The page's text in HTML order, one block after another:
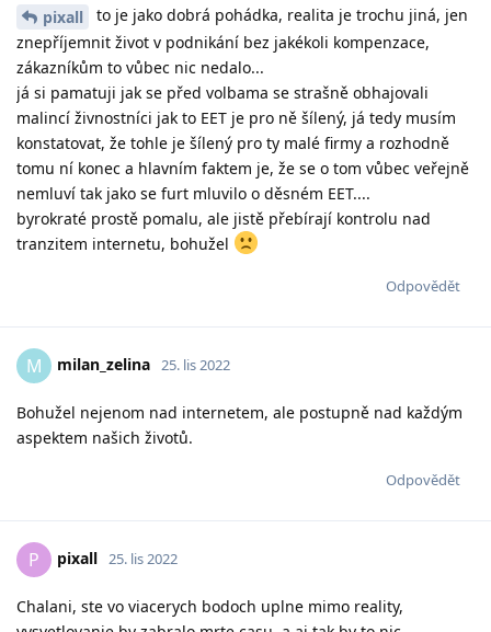
pixall
to je jako dobrá pohádka, realita je trochu jiná, jen
znepříjemnit život v podnikání bez jakékoli kompenzace,
zákazníkům to vůbec nic nedalo...
já si pamatuji jak se před volbama se strašně obhajovali
malincí živnostníci jak to EET je pro ně šílený, já tedy musím
konstatovat, že tohle je šílený pro ty malé firmy a rozhodně
tomu ní konec a hlavním faktem je, že se o tom vůbec veřejně
nemluví tak jako se furt mluvilo o děsném EET....
byrokraté prostě pomalu, ale jistě přebírají kontrolu nad
tranzitem internetu, bohužel
Odpovědět
M milan_zelina 25. lis 2022
Bohužel nejenom nad internetem, ale postupně nad každým
aspektem našich životů.
Odpovědět
P pixall 25. lis 2022
Chalani, ste vo viacerych bodoch uplne mimo reality,